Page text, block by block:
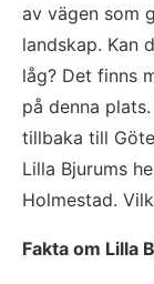
av vägen som
landskap. Kan
låg? Det finns
på denna
tillbaka till
Lilla Bjurums
Holmestad.
Fakta om Lilla